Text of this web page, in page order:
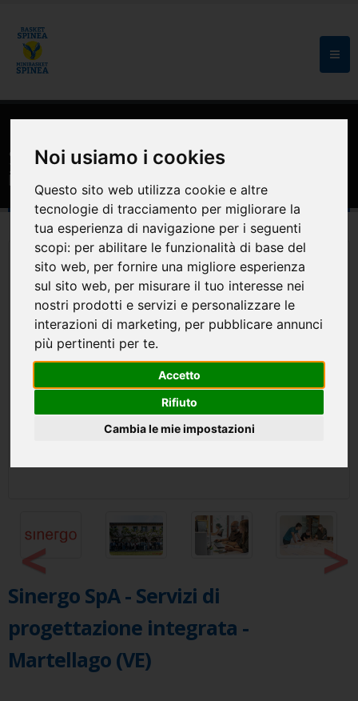
Noi usiamo i cookies
Questo sito web utilizza cookie e altre
tecnologie di tracciamento per migliorare la
tua esperienza di navigazione per i seguenti
scopi: per abilitare le funzionalità di base del
sito web, per fornire una migliore esperienza
sul sito web, per misurare il tuo interesse nei
nostri prodotti e servizi e personalizzare le
interazioni di marketing, per pubblicare annunci
più pertinenti per te.
Accetto
Rifiuto
Cambia le mie impostazioni
Sinergo SpA Servizi di progettazione
integrata Martellago (VE)
< >
Sinergo SpA - Servizi di
progettazione integrata -
Martellago (VE)